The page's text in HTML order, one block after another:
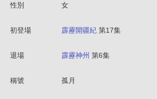
性別 女
初登場 霹靂開疆紀 第17集
退場 霹靂神州 第6集
稱號 孤月